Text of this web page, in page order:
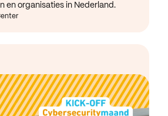
en organisaties in Nederland.